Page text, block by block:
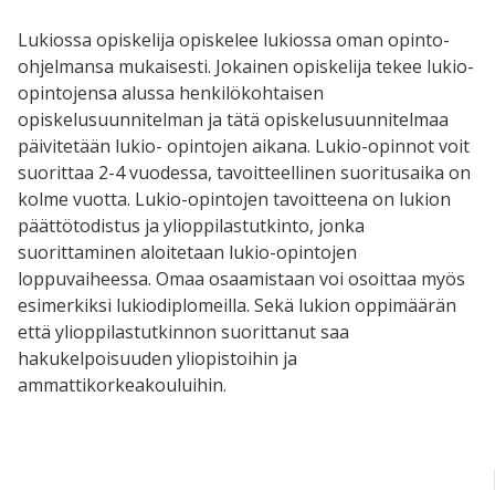
Lukiossa opiskelija opiskelee lukiossa oman opinto-
ohjelmansa mukaisesti. Jokainen opiskelija tekee lukio-
opintojensa alussa henkilökohtaisen
opiskelusuunnitelman ja tätä opiskelusuunnitelmaa
päivitetään lukio- opintojen aikana. Lukio-opinnot voit
suorittaa 2-4 vuodessa, tavoitteellinen suoritusaika on
kolme vuotta. Lukio-opintojen tavoitteena on lukion
päättötodistus ja ylioppilastutkinto, jonka
suorittaminen aloitetaan lukio-opintojen
loppuvaiheessa. Omaa osaamistaan voi osoittaa myös
esimerkiksi lukiodiplomeilla. Sekä lukion oppimäärän
että ylioppilastutkinnon suorittanut saa
hakukelpoisuuden yliopistoihin ja
ammattikorkeakouluihin.